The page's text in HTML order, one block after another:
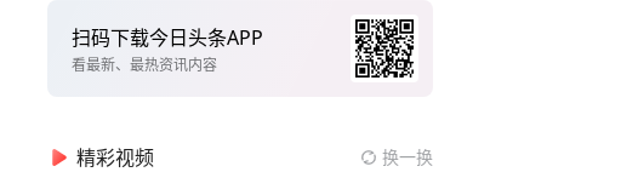
扫码下载今日头条APP
看最新、最热资讯内容
精彩视频 换一换